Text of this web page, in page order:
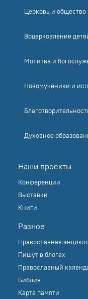
Церковь и общество
Воцерковление
Молитва и
Новомученики и
Духовное
Наши проекты
Конференции
Выставки
Книги
Разное
Православная
Пишут в блогах
Православный
Библия
Карта памяти